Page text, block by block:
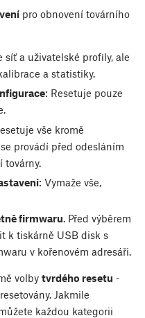
pro obnovení továrního
síť a uživatelské profily, ale
a statistiky.
: Resetuje pouze
vše kromě
provádí před odesláním
továrny.
: Vymaže vše,
firmwaru. Před výběrem
k tiskárně USB disk s
v kořenovém adresáři.
volby tvrdého resetu -
Jakmile
každou kategorii